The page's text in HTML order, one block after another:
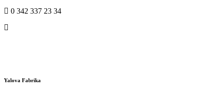
0 342 337 23 34
Yalova Fabrika